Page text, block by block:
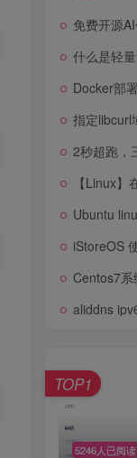
免费开源AI代码
什么是轻量云
Docker部
指定libcurl
2秒超跑，三色
【Linux】在Ubuntu上
Ubuntu
iStoreOS
Centos7系
aliddns
5246人已阅读
TOP1
云服务器
TOP1